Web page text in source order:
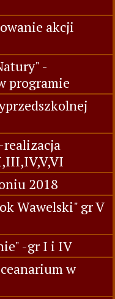
akcji
-
programie
2018
Wawelski" gr V
-gr I i IV
w